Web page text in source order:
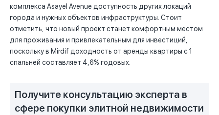
комплекса Asayel Avenue доступность других локаций
города и нужных объектов инфраструктуры. Стоит
отметить, что новый проект станет комфортным местом
для проживания и привлекательным для инвестиций,
поскольку в Mirdif доходность от аренды квартиры с 1
спальней составляет 4,6% годовых.
Получите консультацию эксперта в
сфере покупки элитной недвижимости